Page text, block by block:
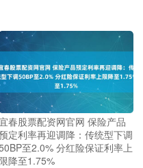
春股票配资网官网 保险产品
定利率再迎调降：传统型下调
至2.0% 分红险保证利率上
降至1.75%